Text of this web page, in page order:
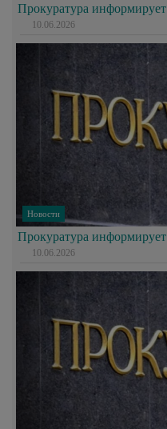
Прокуратура информирует
10.06.2026
Новости
Прокуратура информирует
10.06.2026